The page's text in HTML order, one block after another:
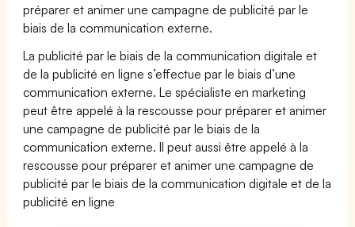
préparer et animer une campagne de publicité par le
biais de la communication externe.
La publicité par le biais de la communication digitale et
de la publicité en ligne s’effectue par le biais d’une
communication externe. Le spécialiste en marketing
peut être appelé à la rescousse pour préparer et animer
une campagne de publicité par le biais de la
communication externe. Il peut aussi être appelé à la
rescousse pour préparer et animer une campagne de
publicité par le biais de la communication digitale et de la
publicité en ligne